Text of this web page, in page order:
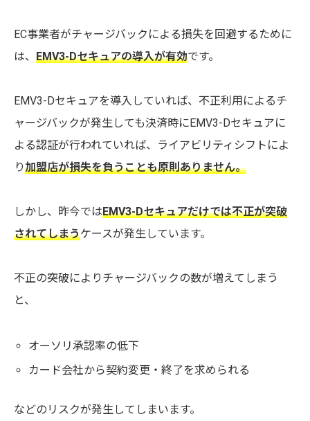
EC事業者がチャージバックによる損失を回避するために
は、 EMV3-Dセキュアの導入が有効です。
EMV3-Dセキュアを導入していれば、不正利用によるチ
ャージバックが発生しても決済時にEMV3-Dセキュアに
よる認証が行われていれば、ライアビリティシフトによ
り加盟店が損失を負うことも原則ありません。
しかし、昨今ではEMV3-Dセキュアだけでは不正が突破
されてしまうケースが発生しています。
不正の突破によりチャージバックの数が増えてしまう
と、
オーソリ承認率の低下
カード会社から契約変更・終了を求められる
などのリスクが発生してしまいます。